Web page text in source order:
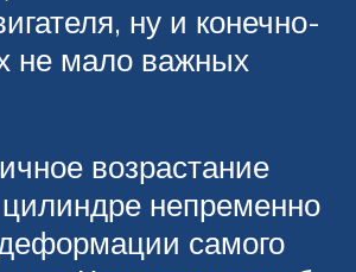
ну и конечно-
не мало важных
возрастание
непременно
самого